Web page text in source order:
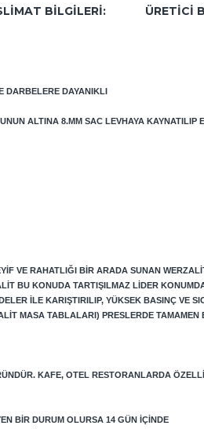
BILGILERI: ÜRETICI
DARBELERE DAYANIKLI
ALTINA 8.MM SAC LEVHAYA KAYNATILIP
VE RAHATLIĞI BIR ARADA SUNAN
BU KONUDA TARTIŞILMAZ LIDER
ILE KARIŞTIRILIP, YÜKSEK BASINÇ VE
MASA TABLALARI) PRESLERDE
KAFE, OTEL RESTORANLARDA
BIR DURUM OLURSA 14 GÜN IÇINDE